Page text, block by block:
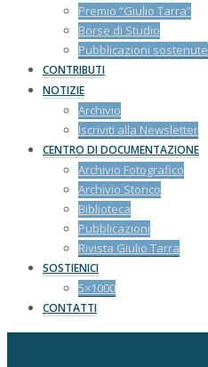
Premio “Giulio Tarra”
Borse di Studio
Pubblicazioni sostenute
CONTRIBUTI
NOTIZIE
Archivio
Iscriviti alla Newsletter
CENTRO DI DOCUMENTAZIONE
Archivio Fotografico
Archivio Storico
Biblioteca
Pubblicazioni
Rivista Giulio Tarra
SOSTIENICI
5×1000
CONTATTI